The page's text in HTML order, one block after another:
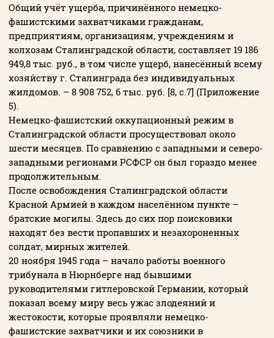
Общий учёт ущерба, причинённого немецко-
фашистскими захватчиками гражданам,
предприятиям, организациям, учреждениям и
колхозам Сталинградской области, составляет 19 186
949,8 тыс. руб., в том числе ущерб, нанесённый всему
хозяйству г. Сталинграда без индивидуальных
жилдомов. – 8 908 752, 6 тыс. руб. [8, с.7] (Приложение
5).
Немецко-фашистский оккупационный режим в
Сталинградской области просуществовал около
шести месяцев. По сравнению с западными и северо-
западными регионами РСФСР он был гораздо менее
продолжительным.
После освобождения Сталинградской области
Красной Армией в каждом населённом пункте –
братские могилы. Здесь до сих пор поисковики
находят без вести пропавших и незахороненных
солдат, мирных жителей.
20 ноября 1945 года – начало работы военного
трибунала в Нюрнберге над бывшими
руководителями гитлеровской Германии, который
показал всему миру весь ужас злодеяний и
жестокости, которые проявляли немецко-
фашистские захватчики и их союзники в